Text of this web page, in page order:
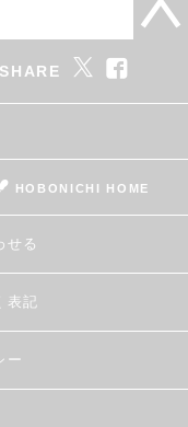
SHARE
HOBONICHI HOME
せる
表記
ー